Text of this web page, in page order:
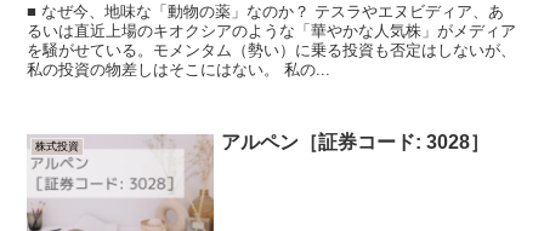
■ なぜ今、地味な「動物の薬」なのか？ テスラやエヌビディア、あ
るいは直近上場のキオクシアのような「華やかな人気株」がメディア
を騒がせている。モメンタム（勢い）に乗る投資も否定はしないが、
私の投資の物差しはそこにはない。 私の...
株式投資 アルペン［証券コード: 3028］